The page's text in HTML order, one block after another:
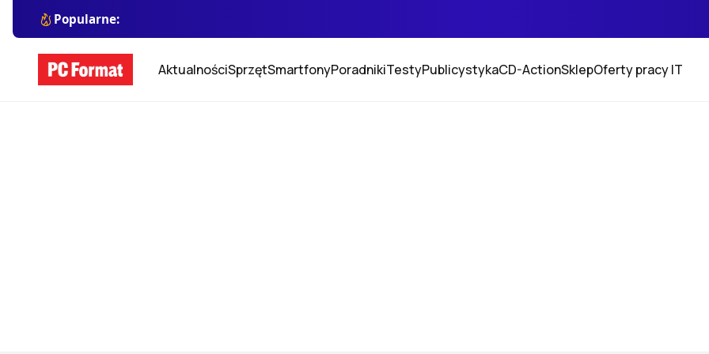
Popularne:
AktualnościSprzętSmartfonyPoradnikiTestyPublicystykaCD-ActionSklepOferty pracy IT